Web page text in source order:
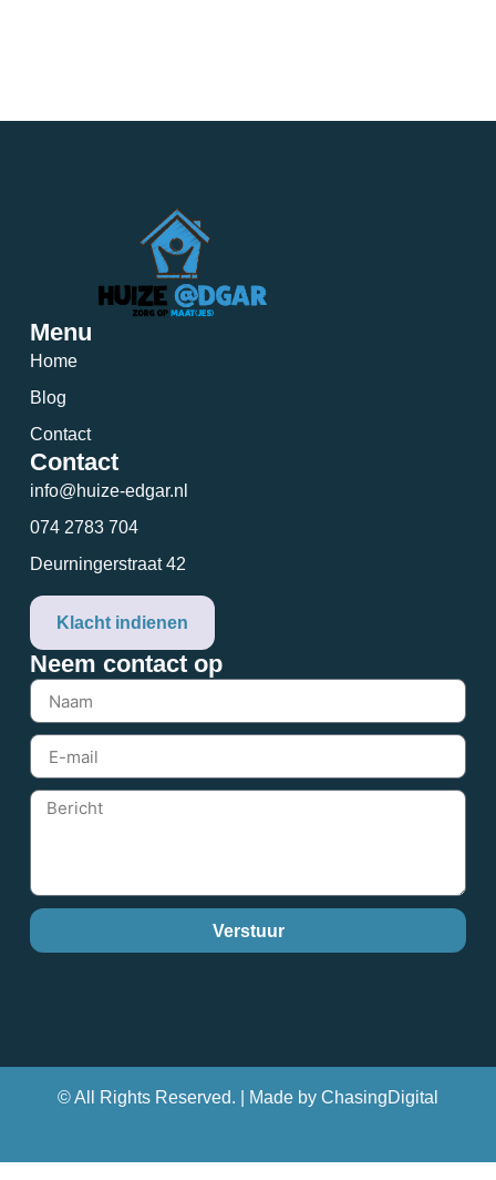
Menu
Home
Blog
Contact
Contact
info@huize-edgar.nl
074 2783 704
Deurningerstraat 42
Klacht indienen
Neem contact op
Verstuur
© All Rights Reserved. | Made by ChasingDigital